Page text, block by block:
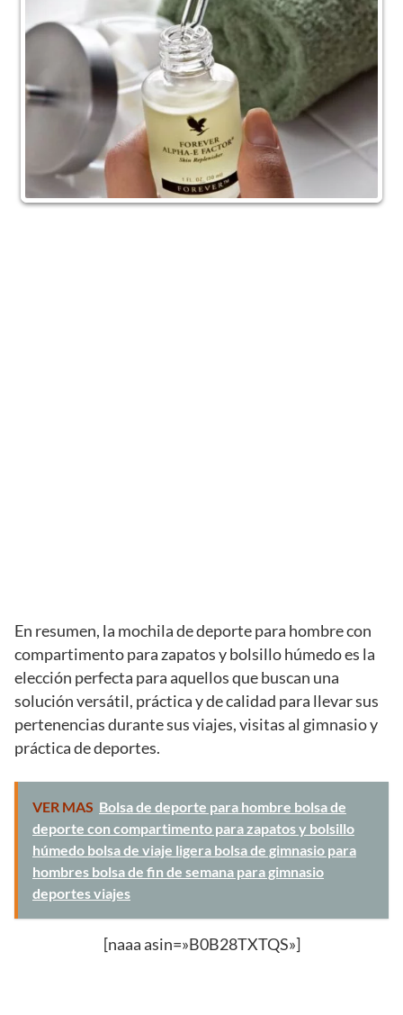
En resumen, la mochila de deporte para hombre con
compartimento para zapatos y bolsillo húmedo es la
elección perfecta para aquellos que buscan una
solución versátil, práctica y de calidad para llevar sus
pertenencias durante sus viajes, visitas al gimnasio y
práctica de deportes.
VER MAS Bolsa de deporte para hombre bolsa de
deporte con compartimento para zapatos y bolsillo
húmedo bolsa de viaje ligera bolsa de gimnasio para
hombres bolsa de fin de semana para gimnasio
deportes viajes
[naaa asin=»B0B28TXTQS»]